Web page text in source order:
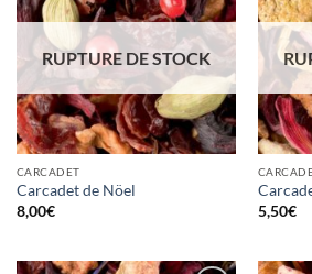
à la
wishlist
RUPTURE DE STOCK
CARCADET
Carcadet de Nöel
8,00€
5,50€